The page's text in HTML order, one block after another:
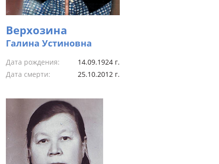
Верхозина
Галина Устиновна
Дата рождения:
14.09.1924 г.
Дата смерти:
25.10.2012 г.